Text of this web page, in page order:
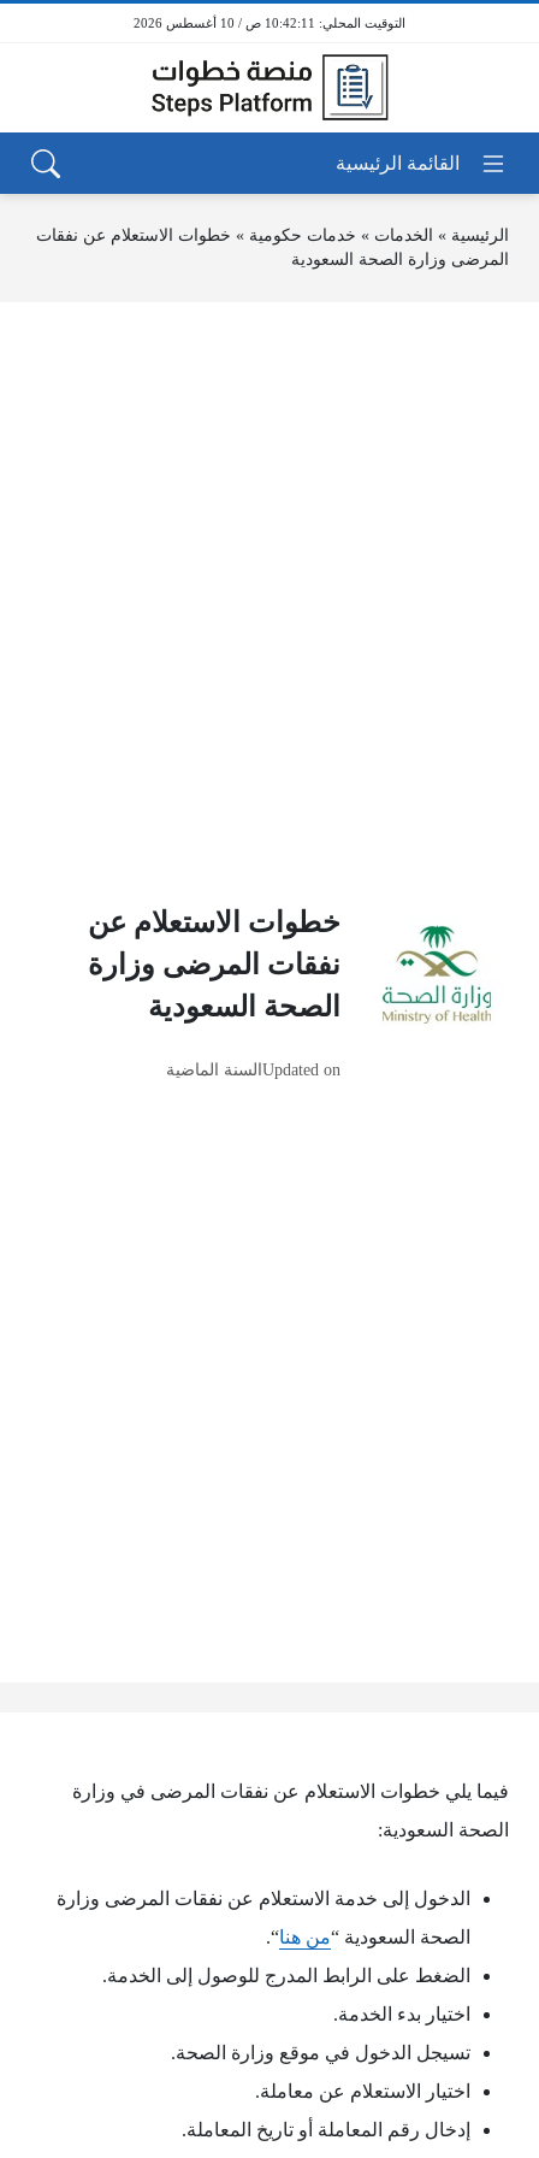
10:42:11 ص / 10 أغسطس 2026
الرئيسية » الخدمات » خدمات حكومية » خطوات الاستعلام عن نفقات
المرضى وزارة الصحة السعودية
خطوات الاستعلام عن
نفقات المرضى وزارة
الصحة السعودية
Updated onالسنة الماضية
فيما يلي خطوات الاستعلام عن نفقات المرضى في وزارة
الصحة السعودية:
الدخول إلى خدمة الاستعلام عن نفقات المرضى وزارة
الصحة السعودية “من هنا“.
الضغط على الرابط المدرج للوصول إلى الخدمة.
اختيار بدء الخدمة.
تسيجل الدخول في موقع وزارة الصحة.
اختيار الاستعلام عن معاملة.
إدخال رقم المعاملة أو تاريخ المعاملة.